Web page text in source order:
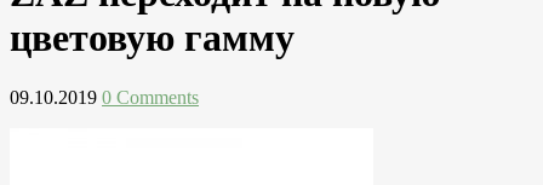
цветовую гамму
09.10.2019 0 Comments